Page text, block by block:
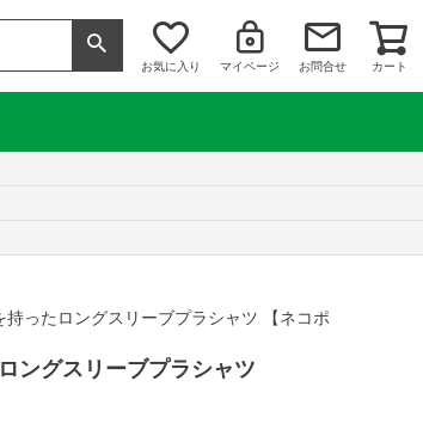
お気に入り マイページ お問合せ カート
ったロングスリーブプラシャツ 【ネコポ
ングスリーブプラシャツ